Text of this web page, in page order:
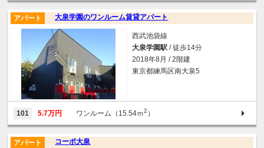
大泉学園のワンルーム賃貸アパート
アパート
西武池袋線
大泉学園駅 / 徒歩14分
2018年8月 / 2階建
東京都練馬区南大泉5
101 5.7万円 ワンルーム（15.54ｍ2 ）
コーポ大泉
アパート